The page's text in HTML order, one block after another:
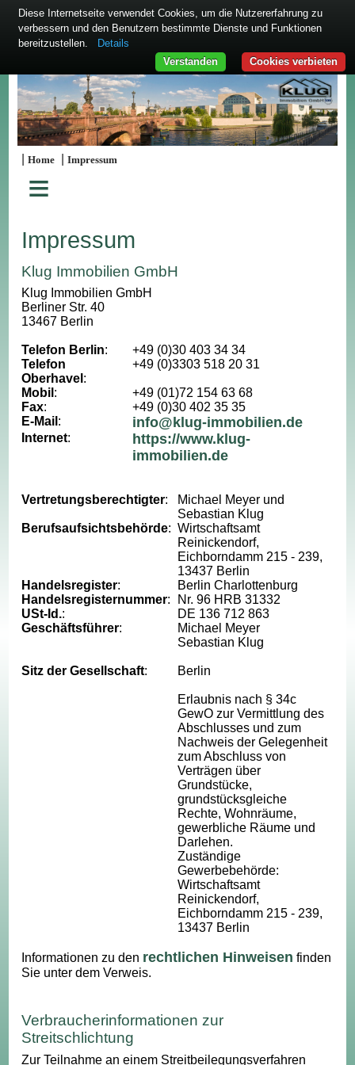
|Home |Impressum
≡
Impressum
Klug Immobilien GmbH
Klug Immobilien GmbH
Berliner Str. 40
13467 Berlin
Telefon Berlin:
+49 (0)30 403 34 34
Telefon
Oberhavel :
+49 (0)3303 518 20 31
Mobil :
+49 (01)72 154 63 68
Fax:
+49 (0)30 402 35 35
E-Mail : info@klug-immobilien.de
Internet:
https://www.klug-
immobilien.de
Vertretungsberechtigter:
Michael Meyer und
Sebastian Klug
Berufsaufsichtsbehörde:Wirtschaftsamt
Reinickendorf,
Eichborndamm 215 - 239,
13437 Berlin
Handelsregister:
Berlin Charlottenburg
Handelsregisternummer:
Nr. 96 HRB 31332
USt-Id.:
DE 136 712 863
Geschäftsführer:
Michael Meyer
Sebastian Klug
Sitz der Gesellschaft: Berlin
Erlaubnis nach § 34c
GewO zur Vermittlung des
Abschlusses und zum
Nachweis der Gelegenheit
zum Abschluss von
Verträgen über
Grundstücke,
grundstücksgleiche
Rechte, Wohnräume,
gewerbliche Räume und
Darlehen.
Zuständige
Gewerbebehörde:
Wirtschaftsamt
Reinickendorf,
Eichborndamm 215 - 239,
13437 Berlin
Informationen zu den rechtlichen Hinweisen finden
Sie unter dem Verweis.
Verbraucherinformationen zur
Streitschlichtung
Zur Teilnahme an einem Streitbeilegungsverfahren
Diese Internetseite verwendet Cookies, um die Nutzererfahrung zu
verbessern und den Benutzern bestimmte Dienste und Funktionen
bereitzustellen.
Details
Cookies verbieten
Verstanden